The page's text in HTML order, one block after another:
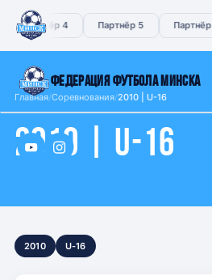
Партнёр 4 Партнёр 5 Партнёр 6
ФЕДЕРАЦИЯ ФУТБОЛА МИНСКА
О федерации
Документы
СПОНСОРЫ
Главная/Соревнования/2010 | U-16
2010 | U-16
2010 U-16